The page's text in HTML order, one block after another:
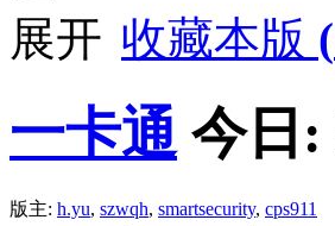
收藏本版 (
一卡通 今日:
版主: h.yu, szwqh, smartsecurity, cps911